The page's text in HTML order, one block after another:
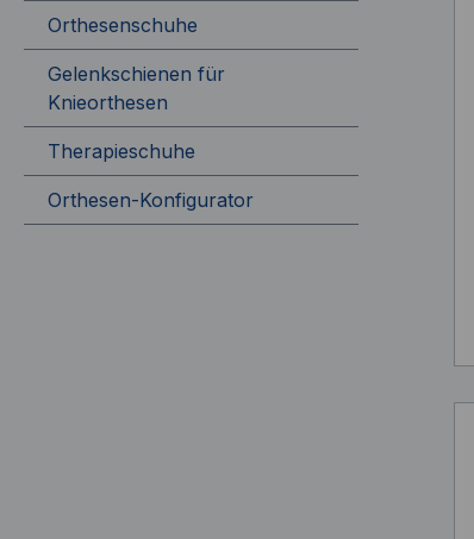
Orthesenschuhe
Gelenkschienen für
Knieorthesen
Therapieschuhe
Orthesen-Konfigurator